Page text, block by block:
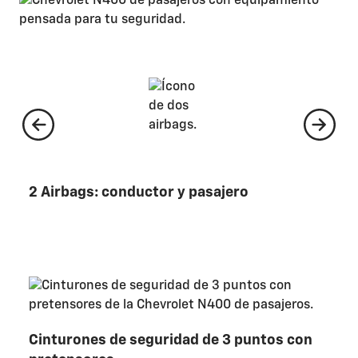
2 Airbags: conductor y pasajero
Cinturones de seguridad de 3 puntos con